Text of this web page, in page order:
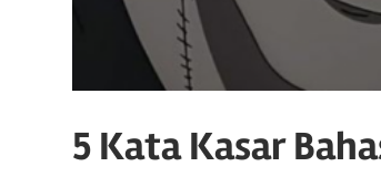
5 Kata Kasar